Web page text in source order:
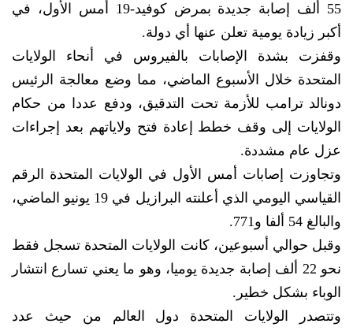
55 ألف إصابة جديدة بمرض كوفيد-19 أمس الأول، في
أكبر زيادة يومية تعلن عنها أي دولة.
وقفزت بشدة الإصابات بالفيروس في أنحاء الولايات
المتحدة خلال الأسبوع الماضي، مما وضع معالجة الرئيس
دونالد ترامب للأزمة تحت التدقيق، ودفع عددا من حكام
الولايات إلى وقف خطط إعادة فتح ولاياتهم بعد إجراءات
عزل عام مشددة.
وتجاوزت إصابات أمس الأول في الولايات المتحدة الرقم
القياسي اليومي الذي أعلنته البرازيل في 19 يونيو الماضي،
والبالغ 54 ألفا و771.
وقبل حوالي أسبوعين، كانت الولايات المتحدة تسجل فقط
نحو 22 ألف إصابة جديدة يوميا، وهو ما يعني تسارع انتشار
الوباء بشكل خطير.
وتتصدر الولايات المتحدة دول العالم من حيث عدد